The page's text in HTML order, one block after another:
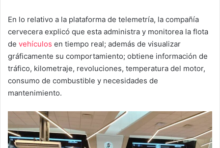
En lo relativo a la plataforma de telemetría, la compañía
cervecera explicó que esta administra y monitorea la flota
de vehículos en tiempo real; además de visualizar
gráficamente su comportamiento; obtiene información de
tráfico, kilometraje, revoluciones, temperatura del motor,
consumo de combustible y necesidades de
mantenimiento.